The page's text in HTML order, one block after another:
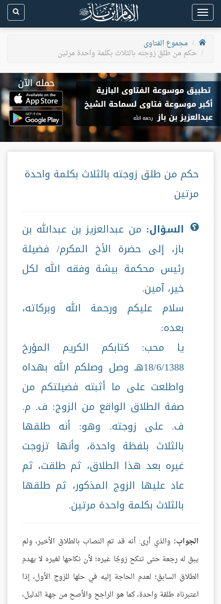
Toggle
navigation
مجموع الفتاوى
حكم من طلق زوجته بالثلاث بكلمة واحدة مرتين
حكم من طلق زوجته بالثلاث بكلمة واحدة
مرتين
السؤال: من عبدالعزيز بن عبدالله بن
باز، إلى حضرة الأخ المكرم/ فضيلة
رئيس محكمة بيشة وفقه الله لكل
خير، آمين.
سلام عليكم ورحمة الله وبركاته،
بعده:
يا محب: كتابكم الكريم المؤرخ
18/6/1388هـ وصل وصلكم الله بهداه
واطلعت على ما أثبته فضيلتكم من
صفة الطلاق الواقع من الزوج: ف. م.
ف. على زوجته. وهو: أنه طلقها
بالثلاث بلفظة واحدة، وأنها تزوجت
غيره بعد هذا الطلاق، ثم طلقت، ثم
عاد عليها الزوج المذكور، ثم طلقها
بالثلاث بكلمة واحدة مرتين.
الجواب: والذي أرى: أنه قد تم النصاب بالطلاق الأخير، ولم
يبق له رجعة حتى تنكح زوجًا غيره؛ لأن نكاحها لغيره لا يهدم
الطلاق السابق؛ لعدم الحاجة إليه في حلها للزوج الأول، إذا
اعتبرناه طلقة واحدة، كما هو الراجح والأصح من جهة الدليل،